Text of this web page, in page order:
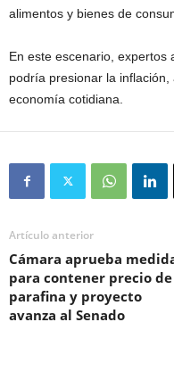
alimentos y bienes de
En este escenario, expertos
podría presionar la
economía cotidiana.
Artículo anterior
Cámara aprueba
para contener precio
parafina y proyecto
avanza al Senado